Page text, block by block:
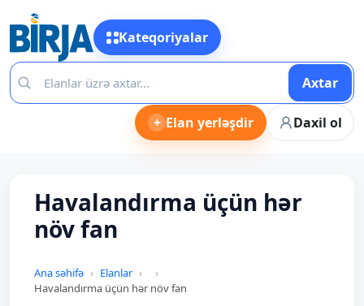
Kateqoriyalar
Axtar
+ Elan yerləşdir Daxil ol
Havalandırma üçün hər
növ fan
Ana səhifə
Elanlar
Havalandırma üçün hər növ fan